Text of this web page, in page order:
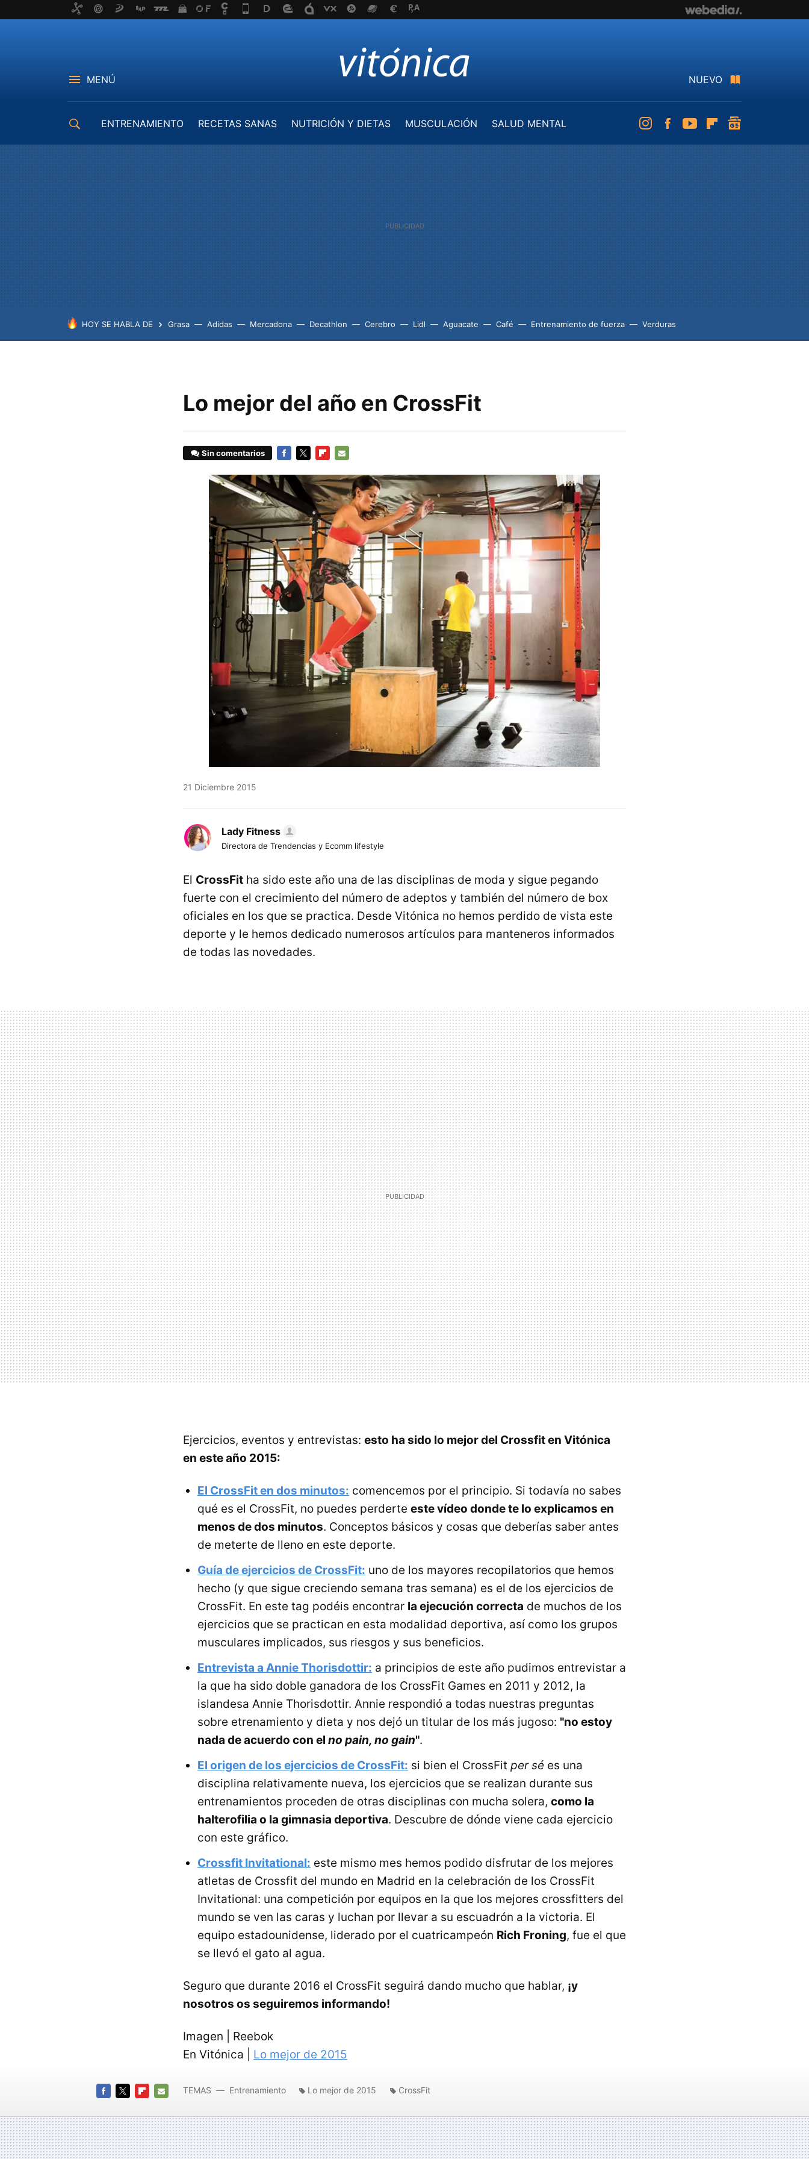
MENÚ NUEVO
ENTRENAMIENTO RECETAS SANAS NUTRICIÓN Y DIETAS MUSCULACIÓN
SALUD MENTAL
InstagramFacebookYoutubeFlipboard
HOY SE HABLA DE Grasa Adidas Mercadona Decathlon Cerebro Lidl Aguacate Café Entrenamiento de fuerza Verduras
Lo mejor del año en CrossFit
Sin comentarios
MAIL
21 Diciembre 2015
Lady Fitness
Directora de Trendencias y Ecomm lifestyle
El CrossFit ha sido este año una de las disciplinas de moda y sigue pegando
fuerte con el crecimiento del número de adeptos y también del número de box
oficiales en los que se practica. Desde Vitónica no hemos perdido de vista este
deporte y le hemos dedicado numerosos artículos para manteneros informados
de todas las novedades.
Ejercicios, eventos y entrevistas: esto ha sido lo mejor del Crossfit en Vitónica
en este año 2015:
El CrossFit en dos minutos: comencemos por el principio. Si todavía no sabes
qué es el CrossFit, no puedes perderte este vídeo donde te lo explicamos en
menos de dos minutos. Conceptos básicos y cosas que deberías saber antes
de meterte de lleno en este deporte.
Guía de ejercicios de CrossFit: uno de los mayores recopilatorios que hemos
hecho (y que sigue creciendo semana tras semana) es el de los ejercicios de
CrossFit. En este tag podéis encontrar la ejecución correcta de muchos de los
ejercicios que se practican en esta modalidad deportiva, así como los grupos
musculares implicados, sus riesgos y sus beneficios.
Entrevista a Annie Thorisdottir: a principios de este año pudimos entrevistar a
la que ha sido doble ganadora de los CrossFit Games en 2011 y 2012, la
islandesa Annie Thorisdottir. Annie respondió a todas nuestras preguntas
sobre etrenamiento y dieta y nos dejó un titular de los más jugoso: "no estoy
nada de acuerdo con el no pain, no gain".
El origen de los ejercicios de CrossFit: si bien el CrossFit per sé es una
disciplina relativamente nueva, los ejercicios que se realizan durante sus
entrenamientos proceden de otras disciplinas con mucha solera, como la
halterofilia o la gimnasia deportiva. Descubre de dónde viene cada ejercicio
con este gráfico.
Crossfit Invitational: este mismo mes hemos podido disfrutar de los mejores
atletas de Crossfit del mundo en Madrid en la celebración de los CrossFit
Invitational: una competición por equipos en la que los mejores crossfitters del
mundo se ven las caras y luchan por llevar a su escuadrón a la victoria. El
equipo estadounidense, liderado por el cuatricampeón Rich Froning, fue el que
se llevó el gato al agua.
Seguro que durante 2016 el CrossFit seguirá dando mucho que hablar, ¡y
nosotros os seguiremos informando!
Imagen | Reebok
En Vitónica | Lo mejor de 2015
MAIL
TEMAS Entrenamiento Lo mejor de 2015 CrossFit